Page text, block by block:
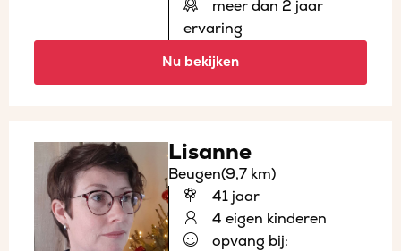
meer dan 2 jaar
ervaring
Nu bekijken
Lisanne
Beugen(9,7 km)
41 jaar
4 eigen kinderen
opvang bij: